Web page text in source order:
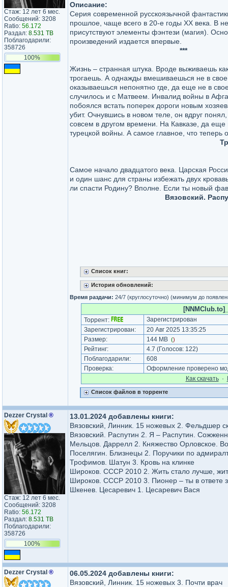
Стаж: 12 лет 6 мес.
Сообщений: 3208
Ratio: 56.172
Раздал: 8.531 TB
Поблагодарили:
358726
100%
Описание:
Серия современной русскоязычной
прошлое, чаще всего в 20-е годы XX века. В
присутствуют элементы фэнтези (магия).
произведений издается впервые.
***
Жизнь – странная штука. Вроде выживаешь
трогаешь. А однажды вмешиваешься не в
оказываешься непонятно где, да еще не в
случилось и с Матвеем. Инвалид войны в
побоялся встать поперек дороги новым
убит. Очнувшись в новом теле, он вдруг понял,
совсем в другом времени. На Кавказе, да еще
турецкой войны. А самое главное, что теперь
Самое начало двадцатого века. Царская
и один шанс для страны избежать двух
ли спасти Родину? Вполне. Если ты новый
Вязовский.
Список книг:
История обновлений:
Время раздачи: 24/7 (круглосуточно) (минимум до
Торрент:
Зарегистрирован
Зарегистрирован:
20 Авг 2025 13:35:25
Размер:
144 MB ()
Рейтинг: 4.7 (Голосов: 122)
Поблагодарили:
608
Проверка:
Оформление проверено
Как cкачать·
Список файлов в торренте
Dezzer Crystal ®
Стаж: 12 лет 6 мес.
Сообщений: 3208
Ratio: 56.172
Раздал: 8.531 TB
Поблагодарили:
358726
100%
13.01.2024 добавлены книги:
Вязовский, Линник. 15 ножевых 2. Фельдшер
Вязовский. Распутин 2. Я – Распутин.
Мельцов. Даррелл 2. Княжество Орловское.
Поселягин. Близнецы 2. Поручики по
Трофимов. Шатун 3. Кровь на клинке
Широков. СССР 2010 2. Жить стало лучше,
Широков. СССР 2010 3. Пионер – ты в ответе
Шкенев. Цесаревич 1. Цесаревич Вася
Dezzer Crystal ®
06.05.2024 добавлены книги:
Вязовский, Линник. 15 ножевых 3. Почти врач